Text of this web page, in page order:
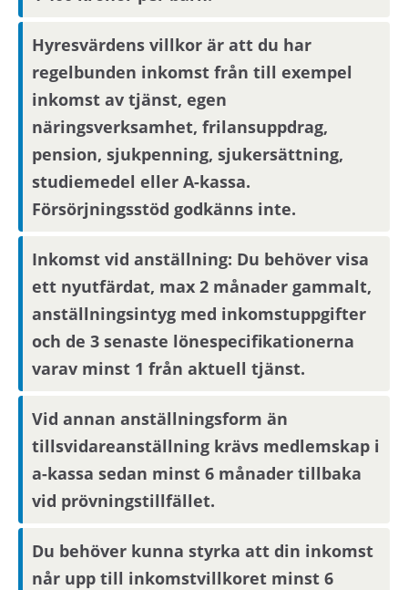
Hyresvärdens villkor är att du har
regelbunden inkomst från till exempel
inkomst av tjänst, egen
näringsverksamhet, frilansuppdrag,
pension, sjukpenning, sjukersättning,
studiemedel eller A-kassa.
Försörjningsstöd godkänns inte.
Inkomst vid anställning: Du behöver visa
ett nyutfärdat, max 2 månader gammalt,
anställningsintyg med inkomstuppgifter
och de 3 senaste lönespecifikationerna
varav minst 1 från aktuell tjänst.
Vid annan anställningsform än
tillsvidareanställning krävs medlemskap i
a-kassa sedan minst 6 månader tillbaka
vid prövningstillfället.
Du behöver kunna styrka att din inkomst
når upp till inkomstvillkoret minst 6